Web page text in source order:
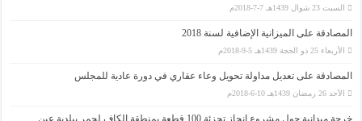
السبت 23 شوال 1439هـ 7-7-2018م
المصادقة على الميزانية الإضافية لسنة 2018
الأربعاء 25 ذو الحجة 1439هـ 5-9-2018م
المصادقة على تعديل مداولة تحويل وعاء عقاري في دورة عادية للمجلس
الأحد 26 رمضان 1439هـ 10-6-2018م
خرجة ميدانية حول مشروع انجاز تجزئة 100 قطعة بمنطقة الكاف لحمر ببلدية عين